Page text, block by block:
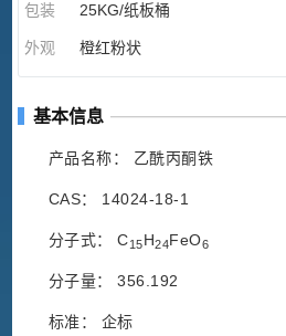
包装 25KG/纸板桶
外观 橙红粉状
基本信息
产品名称： 乙酰丙酮铁
CAS： 14024-18-1
分子式： C15H24FeO6
分子量： 356.192
标准： 企标